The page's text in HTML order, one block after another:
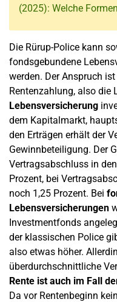
(2025): Welche
Die Rürup-Police kann
fondsgebundene
werden. Der Anspruch
Rentenzahlung, also die
Lebensversicherung
dem Kapitalmarkt,
den Erträgen erhält der
Gewinnbeteiligung. Der
Vertragsabschluss in
Prozent, bei
noch 1,25 Prozent. Bei
Lebensversicherungen
Investmentfonds
der klassischen Police
also etwas höher.
überdurchschnittliche
Rente ist auch im Fall
Da vor Rentenbeginn